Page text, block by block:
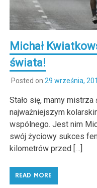
Michał
świata!
Posted on 29 września,
Stało się, mamy
najważniejszym
wspólnego. Jest nim
swój życiowy sukces
kilometrów przed […]
READ MORE